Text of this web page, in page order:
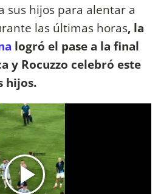
sus hijos para alentar a
las últimas horas, la
logró el pase a la final
y Rocuzzo celebró este
hijos.